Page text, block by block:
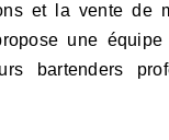
et la vente de
une équipe
bartenders